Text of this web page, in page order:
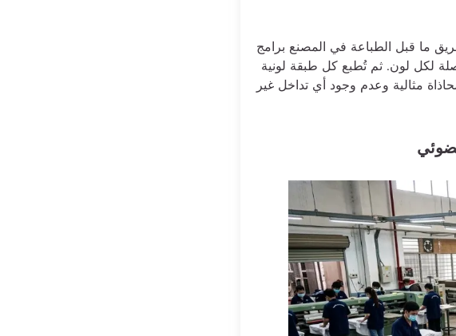
ما قبل الطباعة في المصنع برامج
لكل لون. ثم تُطبع كل طبقة لونية
مثالية وعدم وجود أي تداخل غير